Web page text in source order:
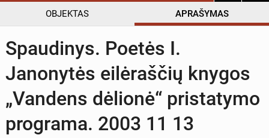
OBJEKTAS APRAŠYMAS
Spaudinys. Poetės I.
Janonytės eilėraščių knygos
„Vandens dėlionė“ pristatymo
programa. 2003 11 13